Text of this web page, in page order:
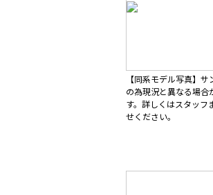
【同系モデル写真】
の為現況と異なる場合
す。詳しくはスタッフ
せください。